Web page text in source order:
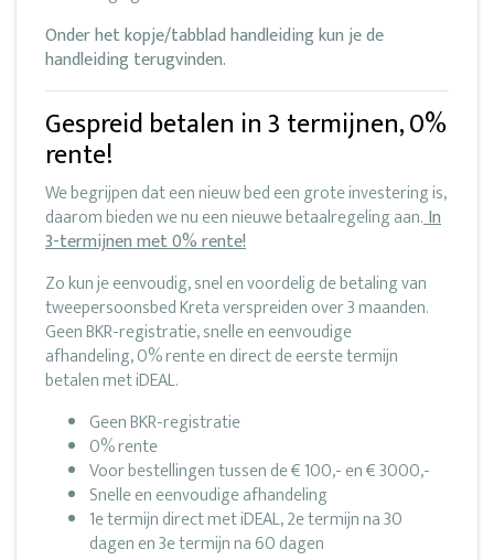
Onder het kopje/tabblad handleiding kun je de
handleiding terugvinden.
Gespreid betalen in 3 termijnen, 0%
rente!
We begrijpen dat een nieuw bed een grote investering is,
daarom bieden we nu een nieuwe betaalregeling aan.In
3-termijnen met 0% rente!
Zo kun je eenvoudig, snel en voordelig de betaling van
tweepersoonsbed Kreta verspreiden over 3 maanden.
Geen BKR-registratie, snelle en eenvoudige
afhandeling, 0% rente en direct de eerste termijn
betalen met iDEAL.
Geen BKR-registratie
0% rente
Voor bestellingen tussen de € 100,- en € 3000,-
Snelle en eenvoudige afhandeling
1e termijn direct met iDEAL, 2e termijn na 30
dagen en 3e termijn na 60 dagen